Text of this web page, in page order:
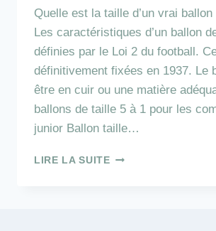
Quelle est la taille d’un vrai
Les caractéristiques d’un ballon
définies par le Loi 2 du football.
définitivement fixées en 1937. Le
être en cuir ou une matière
ballons de taille 5 à 1 pour les
junior Ballon taille…
LIRE LA SUITETAILLE